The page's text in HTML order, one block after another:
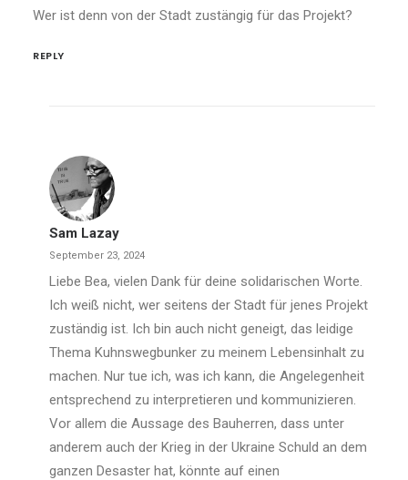
Wer ist denn von der Stadt zustängig für das Projekt?
REPLY
Sam Lazay
September 23, 2024
Liebe Bea, vielen Dank für deine solidarischen Worte.
Ich weiß nicht, wer seitens der Stadt für jenes Projekt
zuständig ist. Ich bin auch nicht geneigt, das leidige
Thema Kuhnswegbunker zu meinem Lebensinhalt zu
machen. Nur tue ich, was ich kann, die Angelegenheit
entsprechend zu interpretieren und kommunizieren.
Vor allem die Aussage des Bauherren, dass unter
anderem auch der Krieg in der Ukraine Schuld an dem
ganzen Desaster hat, könnte auf einen